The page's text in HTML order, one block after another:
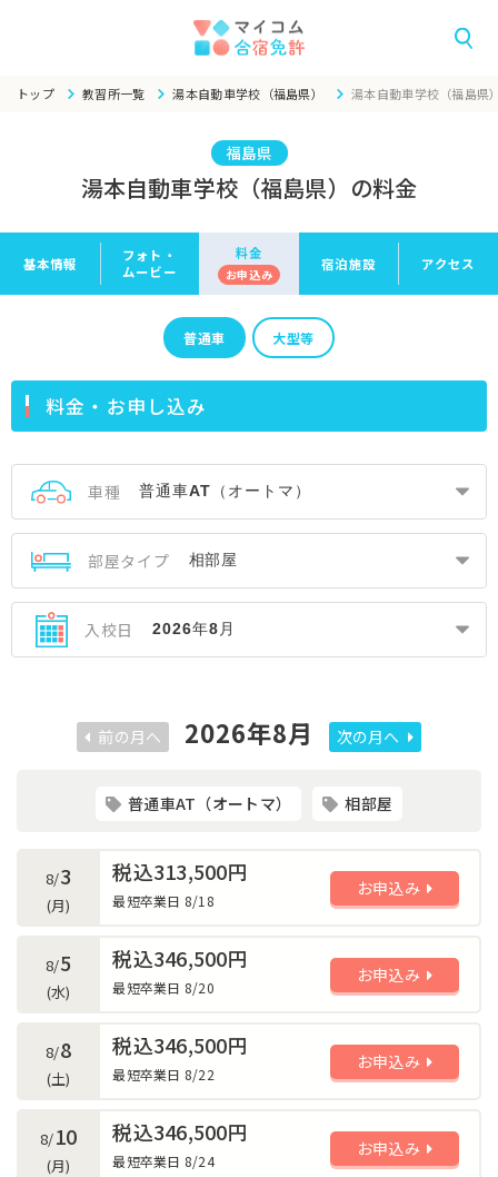
トップ 教習所一覧 湯本自動車学校（福島県） 湯本自動車学校（福島県
福島県
湯本自動車学校（福島県）の料金
基本情報
フォト・
ムービー
料金
お申込み
宿泊施設 アクセス
普通車 大型等
料金・お申し込み
車種
部屋タイプ
入校日
前の月へ 2026年8月 次の月へ
普通車AT（オートマ） 相部屋
8/3
(月)
税込313,500円
最短卒業日 8/18
お申込み
8/5
(水)
税込346,500円
最短卒業日 8/20
お申込み
8/8
(土)
税込346,500円
最短卒業日 8/22
お申込み
8/10
(月)
税込346,500円
最短卒業日 8/24
お申込み